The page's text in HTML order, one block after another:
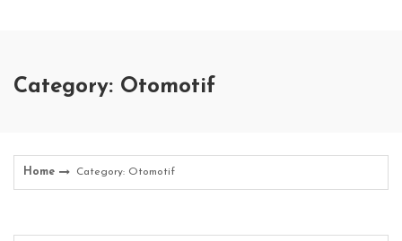
Category: Otomotif
Home Category: Otomotif